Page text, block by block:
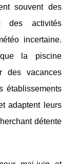
souvent des
des activités
incertaine.
la piscine
des vacances
établissements
adaptent leurs
détente